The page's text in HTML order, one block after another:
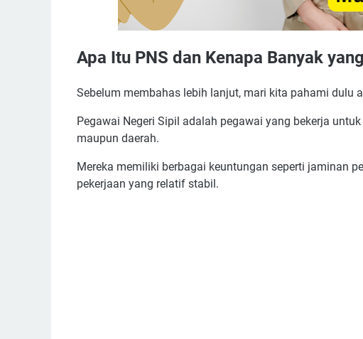
Apa Itu PNS dan Kenapa Banyak
Sebelum membahas lebih lanjut, mari kita pahami dulu
Pegawai Negeri Sipil adalah pegawai yang bekerja
maupun daerah.
Mereka memiliki berbagai keuntungan seperti jaminan
pekerjaan yang relatif stabil.